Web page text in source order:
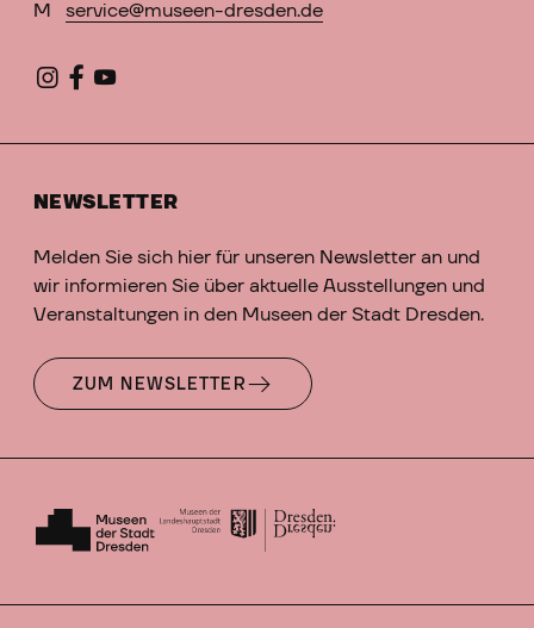
M
service@museen-dresden.de
NEWSLETTER
Melden Sie sich hier für unseren Newsletter an und
wir informieren Sie über aktuelle Ausstellungen und
Veranstaltungen in den Museen der Stadt Dresden.
ZUM NEWSLETTER